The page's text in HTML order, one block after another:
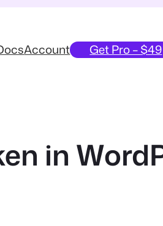
Account Get Pro – $49
in